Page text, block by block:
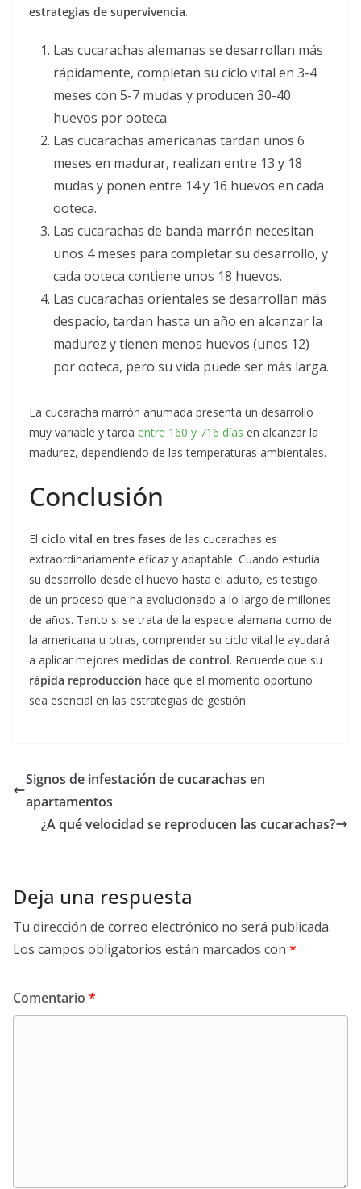
estrategias de supervivencia.
Las cucarachas alemanas se desarrollan más
rápidamente, completan su ciclo vital en 3-4
meses con 5-7 mudas y producen 30-40
huevos por ooteca.
Las cucarachas americanas tardan unos 6
meses en madurar, realizan entre 13 y 18
mudas y ponen entre 14 y 16 huevos en cada
ooteca.
Las cucarachas de banda marrón necesitan
unos 4 meses para completar su desarrollo, y
cada ooteca contiene unos 18 huevos.
Las cucarachas orientales se desarrollan más
despacio, tardan hasta un año en alcanzar la
madurez y tienen menos huevos (unos 12)
por ooteca, pero su vida puede ser más larga.
La cucaracha marrón ahumada presenta un desarrollo
muy variable y tarda entre 160 y 716 días en alcanzar la
madurez, dependiendo de las temperaturas ambientales.
Conclusión
El ciclo vital en tres fases de las cucarachas es
extraordinariamente eficaz y adaptable. Cuando estudia
su desarrollo desde el huevo hasta el adulto, es testigo
de un proceso que ha evolucionado a lo largo de millones
de años. Tanto si se trata de la especie alemana como de
la americana u otras, comprender su ciclo vital le ayudará
a aplicar mejores medidas de control. Recuerde que su
rápida reproducción hace que el momento oportuno
sea esencial en las estrategias de gestión.
Signos de infestación de cucarachas en
apartamentos
¿A qué velocidad se reproducen las cucarachas?
Deja una respuesta
Tu dirección de correo electrónico no será publicada.
Los campos obligatorios están marcados con *
Comentario *